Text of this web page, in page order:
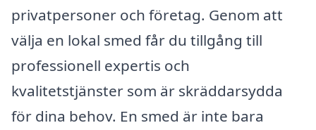
privatpersoner och företag. Genom att
välja en lokal smed får du tillgång till
professionell expertis och
kvalitetstjänster som är skräddarsydda
för dina behov. En smed är inte bara